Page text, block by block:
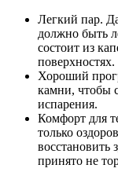
Легкий пар.
должно быть
состоит из
поверхностях.
Хороший
камни, чтобы
испарения.
Комфорт для
только
восстановить
принято не